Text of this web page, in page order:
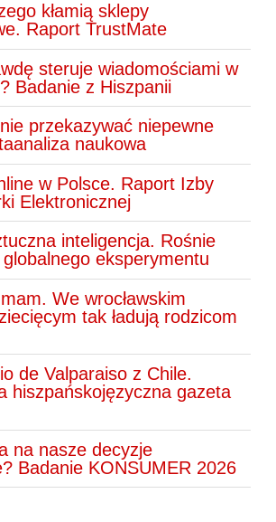
kłamią sklepy
Raport TrustMate
steruje wiadomościami w
Badanie z Hiszpanii
przekazywać niepewne
naukowa
w Polsce. Raport Izby
Elektronicznej
inteligencja. Rośnie
eksperymentu
We wrocławskim
tak ładują rodzicom
de Valparaiso z Chile.
hiszpańskojęzyczna gazeta
na nasze decyzje
Badanie KONSUMER 2026